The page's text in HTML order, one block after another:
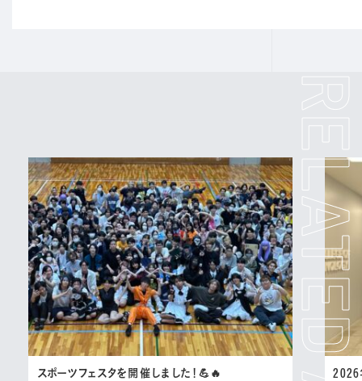
スポーツフェスタを開催しました！💪🔥